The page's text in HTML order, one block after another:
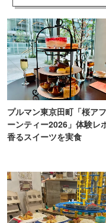
プルマン東京田町「桜ア
ーンティー2026」体験レ
香るスイーツを実食